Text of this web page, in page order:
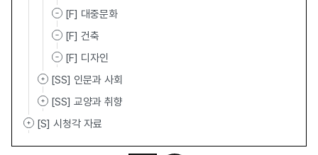
[F] 대중문화
[F] 건축
[F] 디자인
[SS] 인문과 사회
[SS] 교양과 취향
[S] 시청각 자료